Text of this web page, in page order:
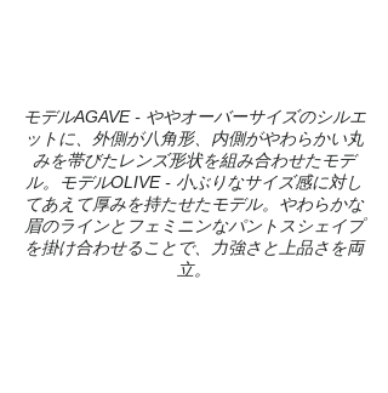
モデルAGAVE - ややオーバーサイズのシルエ
ットに、外側が八角形、内側がやわらかい丸
みを帯びたレンズ形状を組み合わせたモデ
ル。モデルOLIVE - 小ぶりなサイズ感に対し
てあえて厚みを持たせたモデル。やわらかな
眉のラインとフェミニンなパントスシェイプ
を掛け合わせることで、力強さと上品さを両
立。